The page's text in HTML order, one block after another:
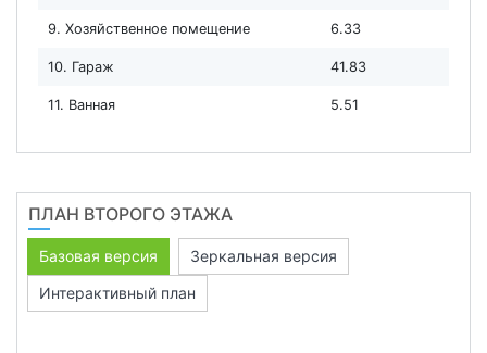
9. Хозяйственное помещение 6.33
10. Гараж 41.83
11. Ванная 5.51
ПЛАН ВТОРОГО ЭТАЖА
Базовая версия
Зеркальная версия
Интерактивный план